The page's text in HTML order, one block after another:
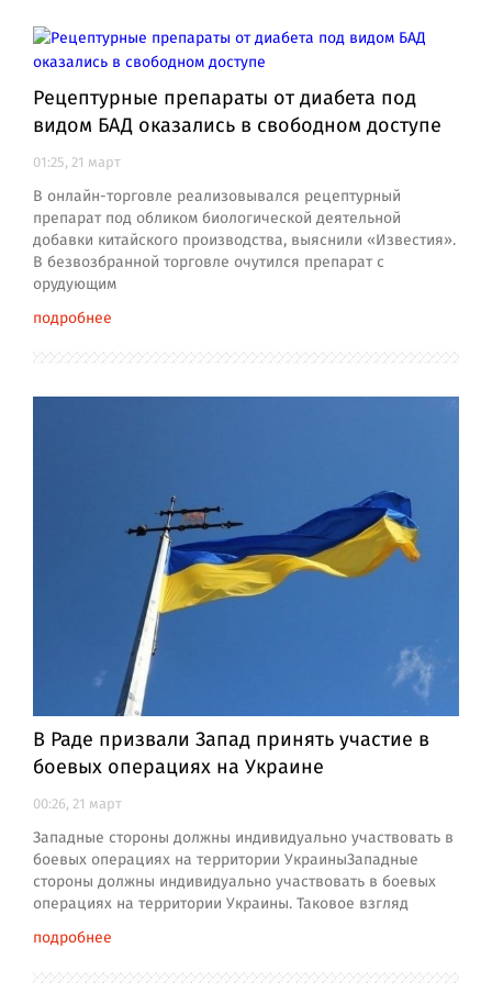
Рецептурные препараты от диабета под
видом БАД оказались в свободном доступе
01:25, 21 март
В онлайн-торговле реализовывался рецептурный
препарат под обликом биологической деятельной
добавки китайского производства, выяснили «Известия».
В безвозбранной торговле очутился препарат с
орудующим
подробнее
В Раде призвали Запад принять участие в
боевых операциях на Украине
00:26, 21 март
Западные стороны должны индивидуально участвовать в
боевых операциях на территории УкраиныЗападные
стороны должны индивидуально участвовать в боевых
операциях на территории Украины. Таковое взгляд
подробнее